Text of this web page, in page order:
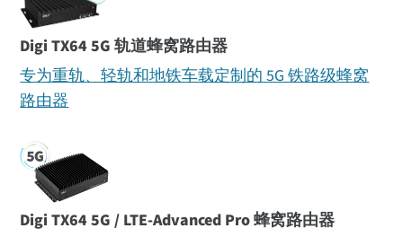
Digi TX64 5G 轨道蜂窝路由器
专为重轨、轻轨和地铁车载定制的 5G 铁路级蜂窝
路由器
Digi TX64 5G / LTE-Advanced Pro 蜂窝路由器